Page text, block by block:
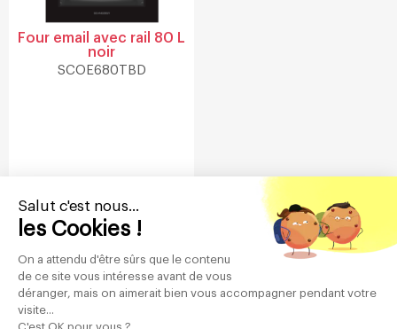
Four email avec rail 80 L
noir
SCOE680TBD
1 2 Suivant >
Abonnez-vous
à notre newsletter
Salut c'est nous...
les Cookies !
On a attendu d'être sûrs que le contenu
de ce site vous intéresse avant de vous
déranger, mais on aimerait bien vous accompagner pendant votre
visite...
C'est OK pour vous ?